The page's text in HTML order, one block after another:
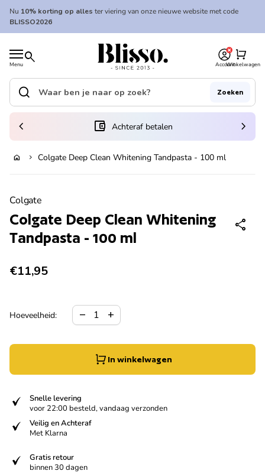
In winkelwagen
Overslaan naar inhoud
Nu 10% korting op alles ter viering van onze nieuwe website met code
BLISSO2026
Menu search
Home
AccountWinkelwagen
shopping_cart
Home
Zoek op"
search Zoeken
(link opent in nieuw tabblad/venster)
account_balance_wallet Achteraf betalen
chevron_left chevron_right
home chevron_right Colgate Deep Clean Whitening Tandpasta - 100 ml
Colgate
Colgate Deep Clean Whitening
Tandpasta - 100 ml
share
Normale prijs
€11,95
Hoeveelheid:
Hoeveelheid verlagen voor
remove
Verhoog de hoeveelheid voor
add
In winkelwagen
verified
Snelle levering
voor 22:00 besteld, vandaag verzonden
verified
Veilig en Achteraf
Met Klarna
verified
Gratis retour
binnen 30 dagen